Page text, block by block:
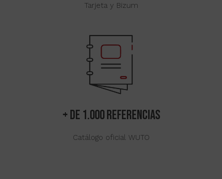
Tarjeta y Bizum
+ de 1.000 referencias
Catálogo oficial WUTO